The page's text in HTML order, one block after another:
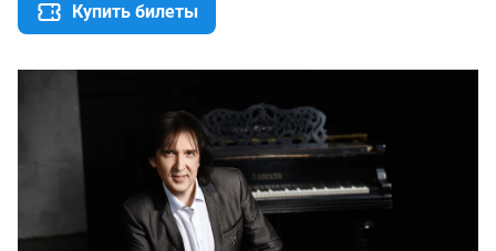
Купить билеты